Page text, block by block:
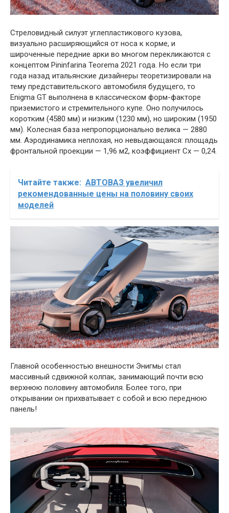
Стреловидный силуэт углепластикового кузова,
визуально расширяющийся от носа к корме, и
широченные передние арки во многом перекликаются с
концептом Pininfarina Teorema 2021 года. Но если три
года назад итальянские дизайнеры теоретизировали на
тему представительского автомобиля будущего, то
Enigma GT выполнена в классическом форм-факторе
приземистого и стремительного купе. Оно получилось
коротким (4580 мм) и низким (1230 мм), но широким (1950
мм). Колесная база непропорционально велика — 2880
мм. Аэродинамика неплохая, но невыдающаяся: площадь
фронтальной проекции — 1,96 м2, коэффициент Cx — 0,24.
Читайте также: АВТОВАЗ увеличил
рекомендованные цены на половину своих
моделей
Главной особенностью внешности Энигмы стал
массивный сдвижной колпак, занимающий почти всю
верхнюю половину автомобиля. Более того, при
открывании он прихватывает с собой и всю переднюю
панель!